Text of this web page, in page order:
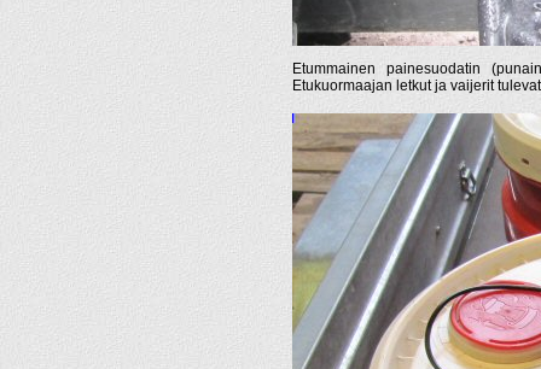
Etummainen painesuodatin
Etukuormaajan letkut ja vaijerit